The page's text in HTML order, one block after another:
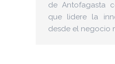
de Antofagasta
que lidere la
desde el negocio